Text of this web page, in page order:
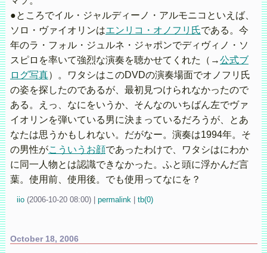
●ところでイル・ジャルディーノ・アルモニコといえば、
ソロ・ヴァイオリンはエンリコ・オノフリ氏である。今
年のラ・フォル・ジュルネ・ジャポンでディヴィノ・ソ
スピロを率いて強烈な演奏を聴かせてくれた（→公式ブ
ログ写真）。ワタシはこのDVDの演奏場面でオノフリ氏
の姿を探したのであるが、最初見つけられなかったので
ある。えっ、なにをいうか、そんなのいちばん左でヴァ
イオリンを弾いている男に決まっているだろうが、とあ
なたは思うかもしれない。だがなー。演奏は1994年。そ
の男性がこういうお顔であったわけで、ワタシはにわか
に同一人物とは認識できなかった。ふと頭に浮かんだ言
葉。使用前、使用後。でも使用ってなにを？
iio (2006-10-20 08:00) permalink| tb(0)
October 18, 2006